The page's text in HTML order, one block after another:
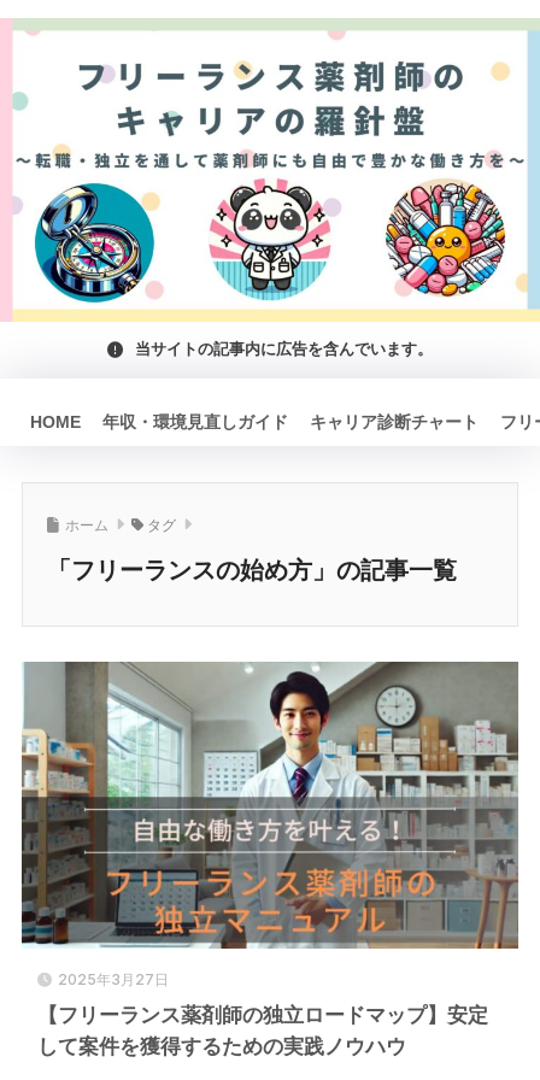
当サイトの記事内に広告を含んでいます。
HOME 年収・環境見直しガイド キャリア診断チャート フリ
ホーム タグ
「フリーランスの始め方」の記事一覧
2025年3月27日
【フリーランス薬剤師の独立ロードマップ】安定
して案件を獲得するための実践ノウハウ